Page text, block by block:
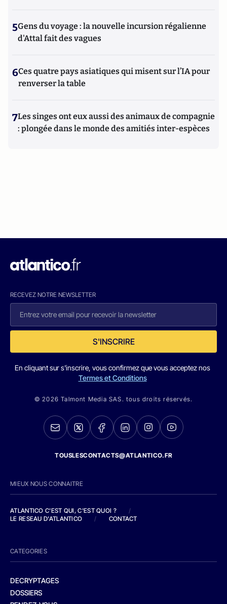
5Gens du voyage : la nouvelle incursion régalienne
d'Attal fait des vagues
6Ces quatre pays asiatiques qui misent sur l’IA pour
renverser la table
7Les singes ont eux aussi des animaux de compagnie
: plongée dans le monde des amitiés inter-espèces
RECEVEZ NOTRE NEWSLETTER
S'INSCRIRE
En cliquant sur s'inscrire, vous confirmez que vous acceptez nos
Termes et Conditions
© 2026 Talmont Media SAS. tous droits réservés.
TOUSLESCONTACTS@ATLANTICO.FR
MIEUX NOUS CONNAITRE
ATLANTICO C'EST QUI, C'EST QUOI ?
/
LE RESEAU D'ATLANTICO
/ CONTACT
CATEGORIES
DECRYPTAGES
DOSSIERS